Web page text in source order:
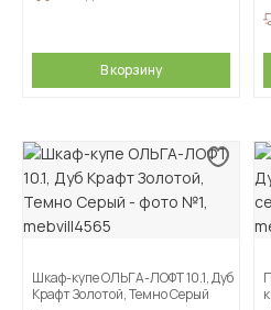
В корзину
Шкаф-купе ОЛЬГА-ЛОФТ 10.1, Дуб
Крафт Золотой, Темно Серый